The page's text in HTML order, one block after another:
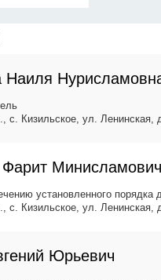
Наиля
с. Кизильское, ул. Ленинская,
Минисламович
установленного порядка
с. Кизильское, ул. Ленинская,
Юрьевич